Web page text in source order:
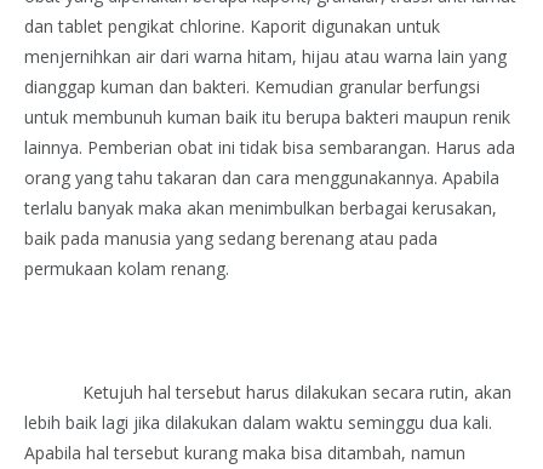
dan tablet pengikat chlorine. Kaporit digunakan untuk
menjernihkan air dari warna hitam, hijau atau warna lain yang
dianggap kuman dan bakteri. Kemudian granular berfungsi
untuk membunuh kuman baik itu berupa bakteri maupun renik
lainnya. Pemberian obat ini tidak bisa sembarangan. Harus ada
orang yang tahu takaran dan cara menggunakannya. Apabila
terlalu banyak maka akan menimbulkan berbagai kerusakan,
baik pada manusia yang sedang berenang atau pada
permukaan kolam renang.
Ketujuh hal tersebut harus dilakukan secara rutin, akan
lebih baik lagi jika dilakukan dalam waktu seminggu dua kali.
Apabila hal tersebut kurang maka bisa ditambah, namun